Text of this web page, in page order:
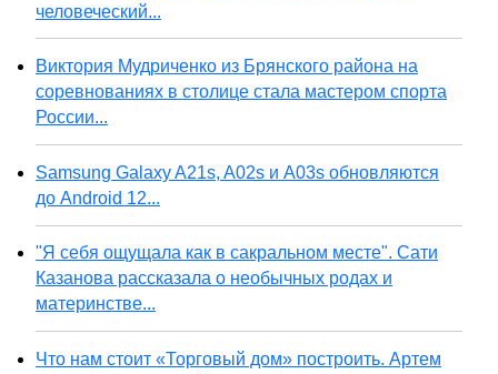
человеческий...
Виктория Мудриченко из Брянского района на
соревнованиях в столице стала мастером спорта
России...
Samsung Galaxy A21s, A02s и A03s обновляются
до Android 12...
"Я себя ощущала как в сакральном месте". Сати
Казанова рассказала о необычных родах и
материнстве...
Что нам стоит «Торговый дом» построить. Артем